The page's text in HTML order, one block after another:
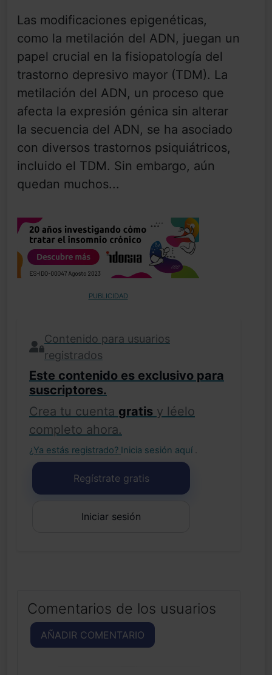
Las modificaciones epigenéticas,
como la metilación del ADN, juegan un
papel crucial en la fisiopatología del
trastorno depresivo mayor (TDM). La
metilación del ADN, un proceso que
afecta la expresión génica sin alterar
la secuencia del ADN, se ha asociado
con diversos trastornos psiquiátricos,
incluido el TDM. Sin embargo, aún
quedan muchos...
PUBLICIDAD
Contenido para usuarios
registrados
Este contenido es exclusivo para
suscriptores.
Crea tu cuenta gratis y léelo
completo ahora.
¿Ya estás registrado? Inicia sesión aquí .
Regístrate gratis
Iniciar sesión
Comentarios de los usuarios
AÑADIR COMENTARIO